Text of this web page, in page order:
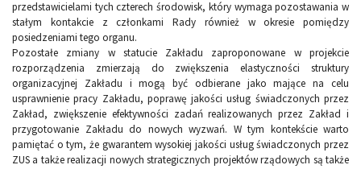
przedstawicielami tych czterech środowisk, który wymaga pozostawania w
stałym kontakcie z członkami Rady również w okresie pomiędzy
posiedzeniami tego organu.
Pozostałe zmiany w statucie Zakładu zaproponowane w projekcie
rozporządzenia zmierzają do zwiększenia elastyczności struktury
organizacyjnej Zakładu i mogą być odbierane jako mające na celu
usprawnienie pracy Zakładu, poprawę jakości usług świadczonych przez
Zakład, zwiększenie efektywności zadań realizowanych przez Zakład i
przygotowanie Zakładu do nowych wyzwań. W tym kontekście warto
pamiętać o tym, że gwarantem wysokiej jakości usług świadczonych przez
ZUS a także realizacji nowych strategicznych projektów rządowych są także